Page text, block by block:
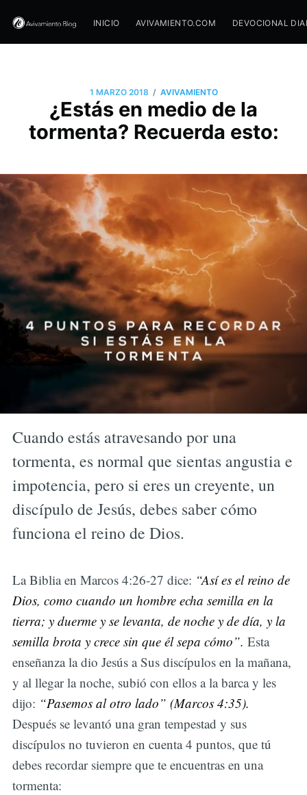
INICIO AVIVAMIENTO.COM DEVOCIONAL
1 MARZO 2018 / AVIVAMIENTO
¿Estás en medio de la
tormenta? Recuerda esto:
Cuando estás atravesando por una
tormenta, es normal que sientas angustia e
impotencia, pero si eres un creyente, un
discípulo de Jesús, debes saber cómo
funciona el reino de Dios.
La Biblia en Marcos 4:26-27 dice: “Así es el reino de
Dios, como cuando un hombre echa semilla en la
tierra; y duerme y se levanta, de noche y de día, y la
semilla brota y crece sin que él sepa cómo”. Esta
enseñanza la dio Jesús a Sus discípulos en la mañana,
y al llegar la noche, subió con ellos a la barca y les
dijo: “Pasemos al otro lado” (Marcos 4:35).
Después se levantó una gran tempestad y sus
discípulos no tuvieron en cuenta 4 puntos, que tú
debes recordar siempre que te encuentras en una
tormenta: